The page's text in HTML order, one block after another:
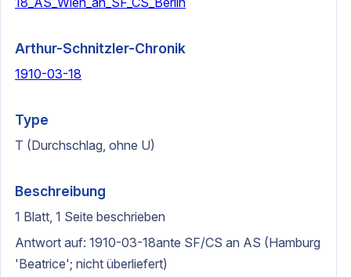
Arthur-Schnitzler-Chronik
1910-03-18
Type
T (Durchschlag, ohne U)
Beschreibung
1 Blatt, 1 Seite beschrieben
Antwort auf: 1910-03-18ante SF/CS an AS (Hamburg
'Beatrice'; nicht überliefert)